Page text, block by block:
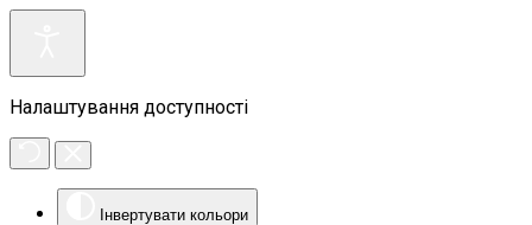
Налаштування доступності
Інвертувати кольори